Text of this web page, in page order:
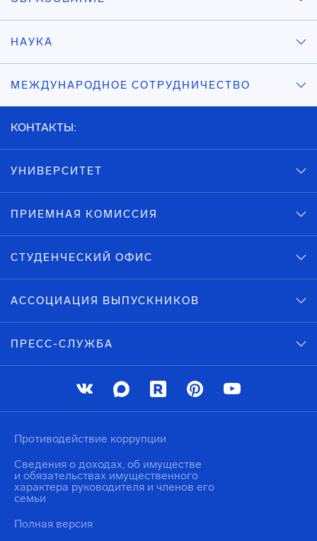
НАУКА
МЕЖДУНАРОДНОЕ СОТРУДНИЧЕСТВО
КОНТАКТЫ:
УНИВЕРСИТЕТ
ПРИЕМНАЯ КОМИССИЯ
СТУДЕНЧЕСКИЙ ОФИС
АССОЦИАЦИЯ ВЫПУСКНИКОВ
ПРЕСС-СЛУЖБА
Противодействие коррупции
Сведения о доходах, об имуществе
и обязательствах имущественного
характера руководителя и членов его
семьи
Полная версия